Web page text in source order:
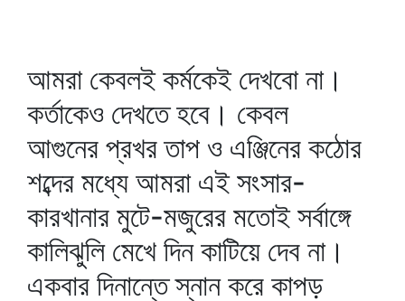
আমরা কেবলই কর্মকেই দেখবো না।
কর্তাকেও দেখতে হবে। কেবল
আগুনের প্রখর তাপ ও এঞ্জিনের কঠোর
শব্দের মধ্যে আমরা এই সংসার-
কারখানার মুটে-মজুরের মতোই সর্বাঙ্গে
কালিঝুলি মেখে দিন কাটিয়ে দেব না।
একবার দিনান্তে স্নান করে কাপড়